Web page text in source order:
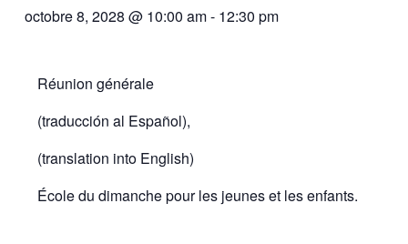
octobre 8, 2028 @ 10:00 am- 12:30 pm
Réunion générale
(traducción al Español),
(translation into English)
École du dimanche pour les jeunes et les enfants.